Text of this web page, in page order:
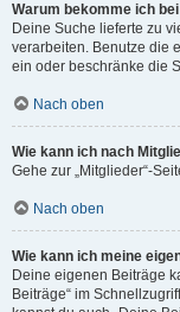
Warum bekomme ich
Deine Suche lieferte zu
verarbeiten. Benutze die
ein oder beschränke die
Nach oben
Wie kann ich nach
Gehe zur „Mitglieder“-
Nach oben
Wie kann ich meine
Deine eigenen Beiträge
Beiträge“ im